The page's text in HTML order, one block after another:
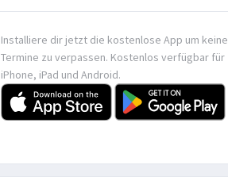
Installiere dir jetzt die kostenlose App um keine
Termine zu verpassen. Kostenlos verfügbar für
iPhone, iPad und Android.